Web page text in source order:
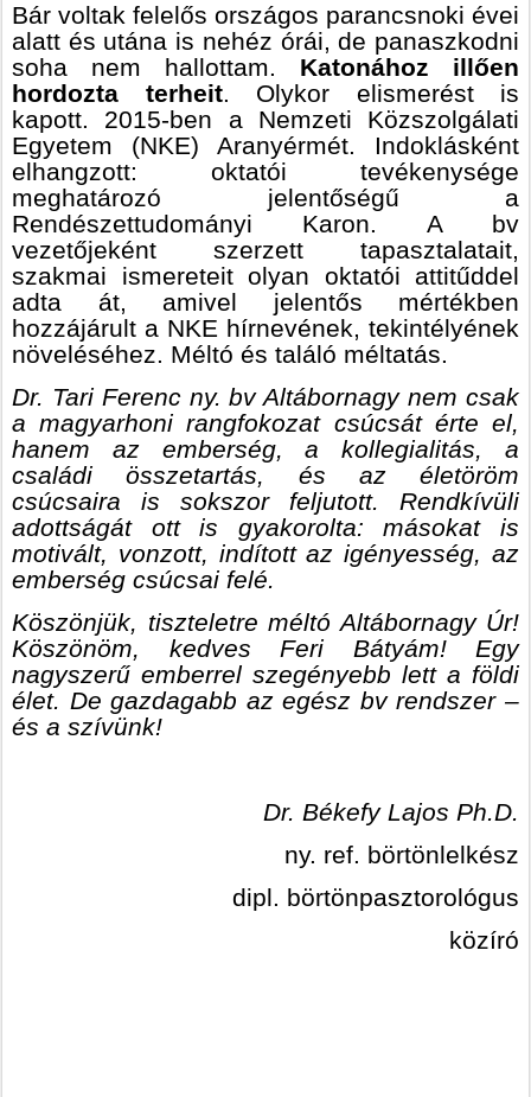
Bár voltak felelős országos parancsnoki évei
alatt és utána is nehéz órái, de panaszkodni
soha nem hallottam. Katonához illően
hordozta terheit. Olykor elismerést is
kapott. 2015-ben a Nemzeti Közszolgálati
Egyetem (NKE) Aranyérmét. Indoklásként
elhangzott: oktatói tevékenysége
meghatározó jelentőségű a
Rendészettudományi Karon. A bv
vezetőjeként szerzett tapasztalatait,
szakmai ismereteit olyan oktatói attitűddel
adta át, amivel jelentős mértékben
hozzájárult a NKE hírnevének, tekintélyének
növeléséhez. Méltó és találó méltatás.
Dr. Tari Ferenc ny. bv Altábornagy nem csak
a magyarhoni rangfokozat csúcsát érte el,
hanem az emberség, a kollegialitás, a
családi összetartás, és az életöröm
csúcsaira is sokszor feljutott. Rendkívüli
adottságát ott is gyakorolta: másokat is
motivált, vonzott, indított az igényesség, az
emberség csúcsai felé.
Köszönjük, tiszteletre méltó Altábornagy Úr!
Köszönöm, kedves Feri Bátyám! Egy
nagyszerű emberrel szegényebb lett a földi
élet. De gazdagabb az egész bv rendszer –
és a szívünk!
Dr. Békefy Lajos Ph.D.
ny. ref. börtönlelkész
dipl. börtönpasztorológus
közíró